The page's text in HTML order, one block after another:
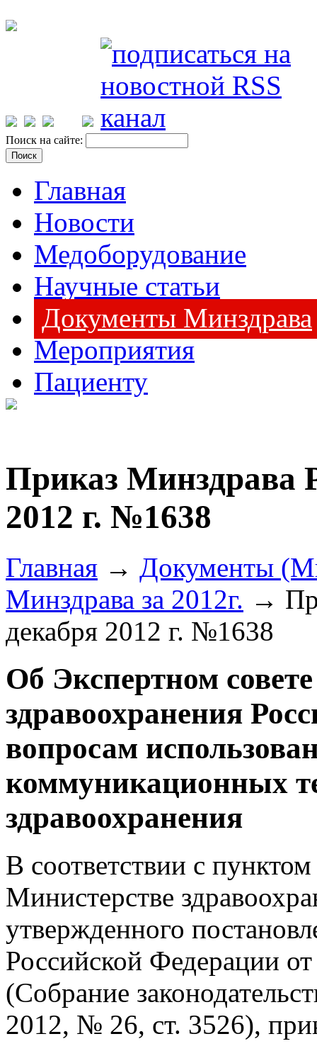
Поиск на сайте:
Главная
Новости
Медоборудование
Научные статьи
Документы Минздрава
Мероприятия
Пациенту
Приказ Минздрава
2012 г. №1638
Главная → Документы
Минздрава за 2012г. →
декабря 2012 г. №1638
Об Экспертном
здравоохранения
вопросам
коммуникационных
здравоохранения
В соответствии с
Министерстве
утвержденного
Российской Федерации
(Собрание
2012, № 26, ст. 3526),